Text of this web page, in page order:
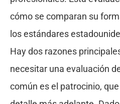
cómo se comparan su
los estándares
Hay dos razones
necesitar una evaluación
común es el patrocinio,